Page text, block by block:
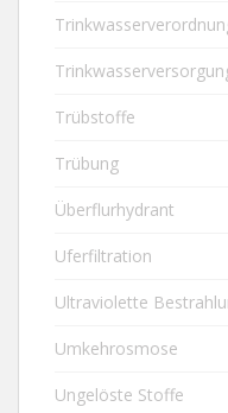
Trübstoffe
Trübung
Überflurhydrant
Uferfiltration
Ultraviolette
Umkehrosmose
Ungelöste Stoffe